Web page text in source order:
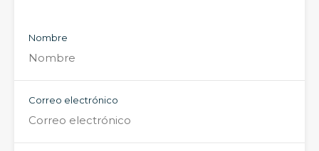
Nombre
Correo electrónico